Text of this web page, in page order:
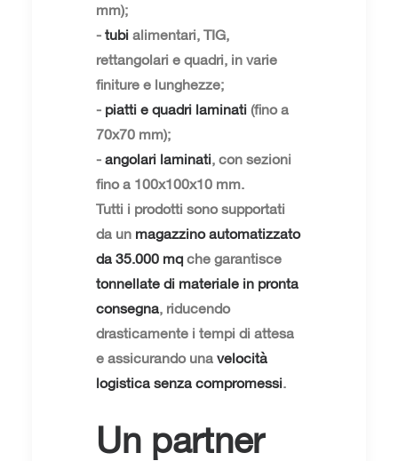
mm);
- tubi alimentari, TIG,
rettangolari e quadri, in varie
finiture e lunghezze;
- piatti e quadri laminati (fino a
70x70 mm);
- angolari laminati, con sezioni
fino a 100x100x10 mm.
Tutti i prodotti sono supportati
da un magazzino automatizzato
da 35.000 mq che garantisce
tonnellate di materiale in pronta
consegna, riducendo
drasticamente i tempi di attesa
e assicurando una velocità
logistica senza compromessi.
Un partner